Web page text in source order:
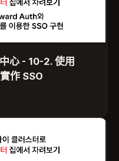
心 - 10-2. 使用
作 SSO